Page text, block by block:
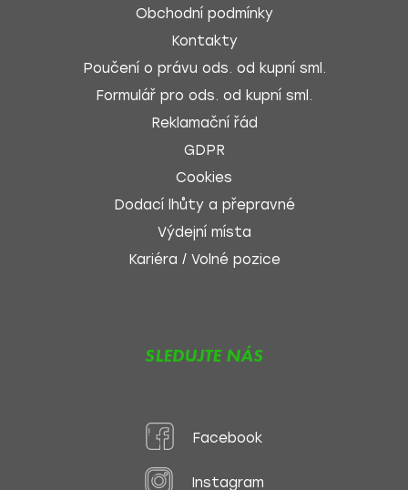
Obchodní podmínky
Kontakty
Poučení o právu ods. od kupní sml.
Formulář pro ods. od kupní sml.
Reklamační řád
GDPR
Cookies
Dodací lhůty a přepravné
Výdejní místa
Kariéra / Volné pozice
SLEDUJTE NÁS
Facebook
Instagram